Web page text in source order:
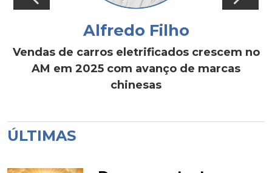
Alfredo Filho
Vendas de carros eletrificados crescem no
AM em 2025 com avanço de marcas
chinesas
ÚLTIMAS